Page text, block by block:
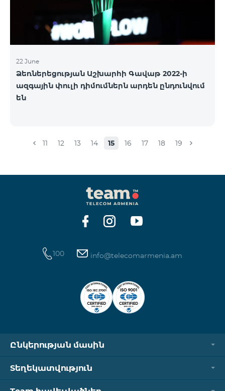
22 June
Ձեռներեցության Աշխարհի Գավաթ 2022-ի
ազգային փուլի դիմումներն արդեն ընդունվում
են
11 12 13 14 15 16 17 18 19
100 info@telecomarmenia.am
Ընկերության մասին
Տեղեկատվություն